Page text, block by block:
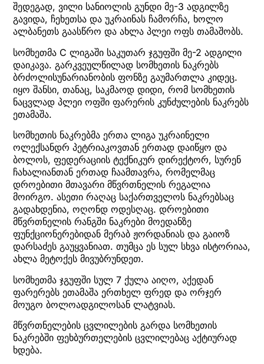
შედეგად, ვილი სანიოლის გუნდი მე-3 ადგილზე
გავიდა, ჩეხეთსა და უკრაინას ჩამორჩა, ხოლო
ალბანეთს გაასწრო და ახლა პლეი ოფს თამაშობს.
სომხეთმა C ლიგაში საკუთარ ჯგუფში მე-2 ადგილი
დაიკავა. გარკვეულწილად სომხეთის ნაკრებს
ბრძოლისუნარიანობის ფონზე გაუმართლა კიდეც.
იყო შანსი, თანაც, საკმაოდ დიდი, რომ სომხეთის
ნაცვლად პლეი ოფში ფარერის კუნძულების ნაკრებს
ეთამაშა.
სომხეთის ნაკრებმა ერთა ლიგა უკრაინელი
ოლექსანდრ პეტრიაკოვთან ერთად დაიწყო და
ბოლოს, ფედერაციის ტექნიკურ დირექტორ, სურენ
ჩახალიანთან ერთად ჩაამთავრა, რომელმაც
დროებითი მთავარი მწვრთნელის რეგალია
მოირგო. ასეთი რაღაც საქართველოს ნაკრებსაც
გადახდენია, ოღონდ ოდესღაც. დროებითი
მწვრთნელის რანგში ნაკრები მოედანზე
ფუნქციონერებიდან მერაბ ჟორდანიას და გაიოზ
დარსაძეს გაუყვანიათ. თუმცა ეს სულ სხვა ისტორიაა,
ახლა მეტოქეს მივუბრუნდეთ.
სომხეთმა ჯგუფში სულ 7 ქულა აიღო, აქედან
ფარერებს ეთამაშა ერთხელ ფრედ და ორჯერ
მოუგო ბოლოადგილოსან ლატვიას.
მწვრთნელების ცვლილების გარდა სომხეთის
ნაკრებში ფეხბურთელების ცვლილებაც აქტიურად
ხდება.